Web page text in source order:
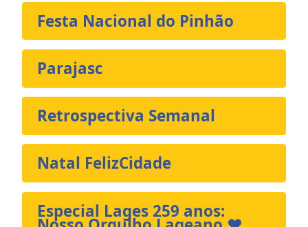
Festa Nacional do Pinhão
Parajasc
Retrospectiva Semanal
Natal FelizCidade
Especial Lages 259 anos: